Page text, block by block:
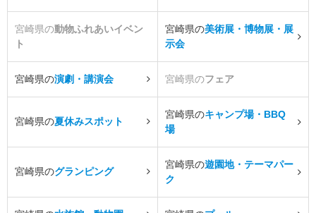
宮崎県の動物ふれあいイベン
ト
宮崎県の美術展・博物展・展
示会
宮崎県の演劇・講演会 宮崎県のフェア
宮崎県の夏休みスポット
宮崎県のキャンプ場・BBQ
場
宮崎県のグランピング
宮崎県の遊園地・テーマパー
ク